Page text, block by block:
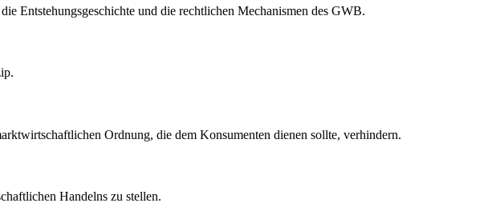
Entstehungsgeschichte und die rechtlichen Mechanismen des GWB.
Ordnung, die dem Konsumenten dienen sollte, verhindern.
Handelns zu stellen.